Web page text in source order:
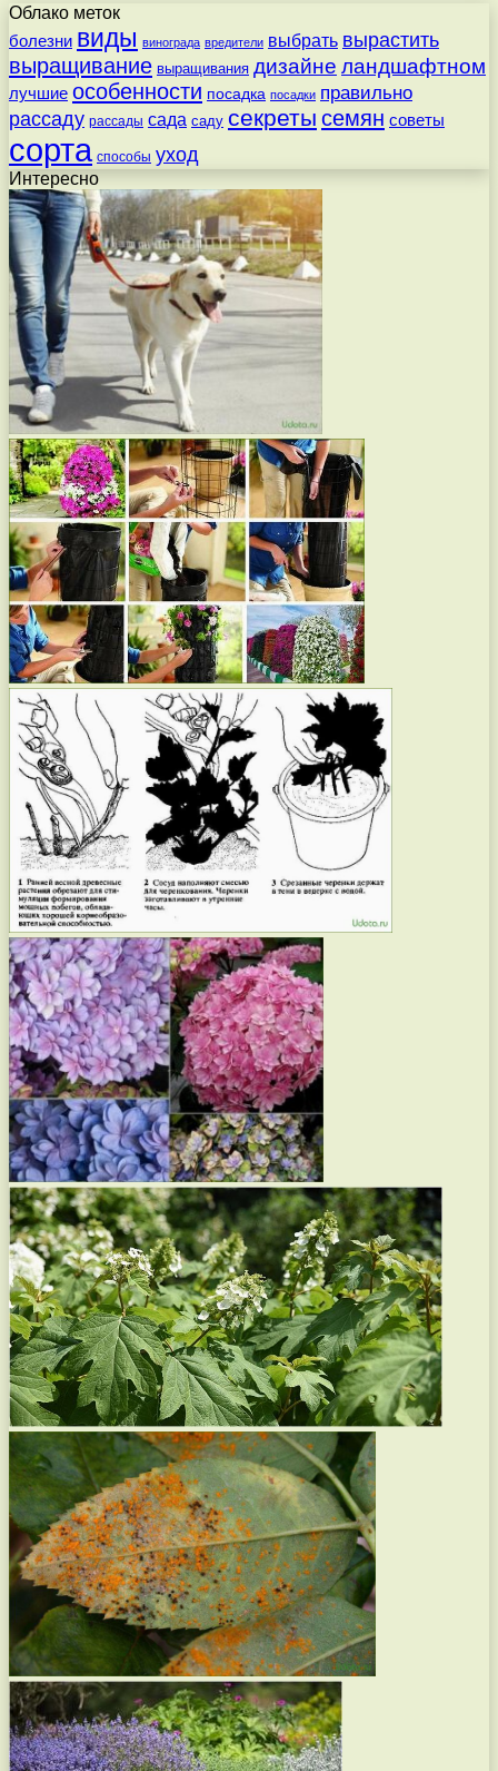
Облако меток
болезни виды винограда вредители выбрать вырастить
выращивание выращивания дизайне ландшафтном
лучшие особенности посадка посадки правильно
рассаду рассады сада саду секреты семян советы
сорта способы уход
Интересно